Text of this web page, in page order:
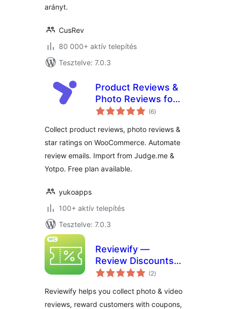
arányt.
CusRev
80 000+ aktív telepítés
Tesztelve: 7.0.3
Product Reviews &
Photo Reviews for
WooCommerce –
(6értékelés
összesen
)
Collect product reviews, photo reviews &
star ratings on WooCommerce. Automate
review emails. Import from Judge.me &
Yotpo. Free plan available.
yukoapps
100+ aktív telepítés
Tesztelve: 7.0.3
Reviewify —
Review Discounts &
Photo/Video
WooCommerce
(2értékelés
összesen
)
Reviewify helps you collect photo & video
reviews, reward customers with coupons,